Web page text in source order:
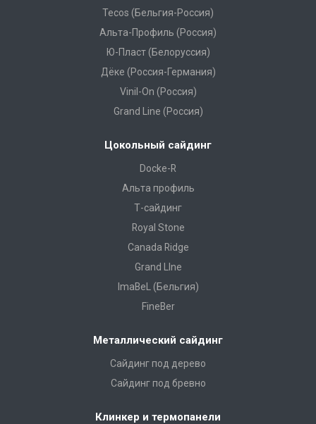
Tecos (Бельгия-Россия)
Альта-Профиль (Россия)
Ю-Пласт (Белоруссия)
Дёке (Россия-Германия)
Vinil-On (Россия)
Grand Line (Россия)
Цокольный сайдинг
Docke-R
Альта профиль
Т-сайдинг
Royal Stone
Canada Ridge
Grand LIne
ImaBeL (Бельгия)
FineBer
Металлический сайдинг
Сайдинг под дерево
Сайдинг под бревно
Клинкер и термопанели